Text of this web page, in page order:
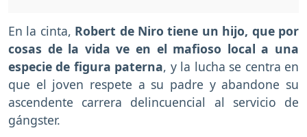
En la cinta, Robert de Niro tiene un hijo, que por
cosas de la vida ve en el mafioso local a una
especie de figura paterna, y la lucha se centra en
que el joven respete a su padre y abandone su
ascendente carrera delincuencial al servicio de
gángster.